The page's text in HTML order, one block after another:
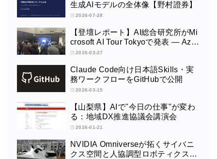
生成AIモデルの全体像【野村證券】
2026-07-28
【登壇レポート】AI総合研究所がMi
crosoft AI Tour Tokyoで発表 ― Azur
e OpenAI × Fabric × TeamsによるAI
2026-03-27
Claude Code向け日本語Skills・実
務ワークフローをGitHubで公開
2026-03-15
【山梨県】AIで"今日の仕事"が変わ
る：地域DX推進協議会講演会
2026-01-21
NVIDIA Omniverseが拓くサイバニ
クス空間と人協調型ロボティクスの